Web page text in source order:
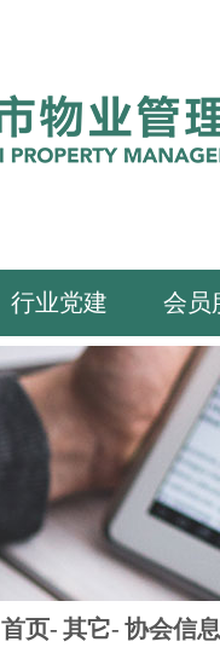
行业党建 会员
首页- 其它- 协会信息